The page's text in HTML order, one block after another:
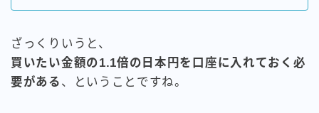
ざっくりいうと、
買いたい金額の1.1倍の日本円を口座に入れておく必
要がある 、ということですね。